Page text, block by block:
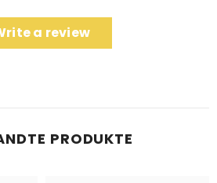
a review
PRODUKTE